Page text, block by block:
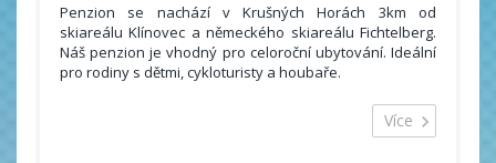
Penzion se nachází v Krušných Horách 3km od
skiareálu Klínovec a německého skiareálu Fichtelberg.
Náš penzion je vhodný pro celoroční ubytování. Ideální
pro rodiny s dětmi, cykloturisty a houbaře.
sociálním zařízením o celkovém počtu 19 lůžek s
možností přistýlky. Dále nabízíme příjemné posezení v
Více